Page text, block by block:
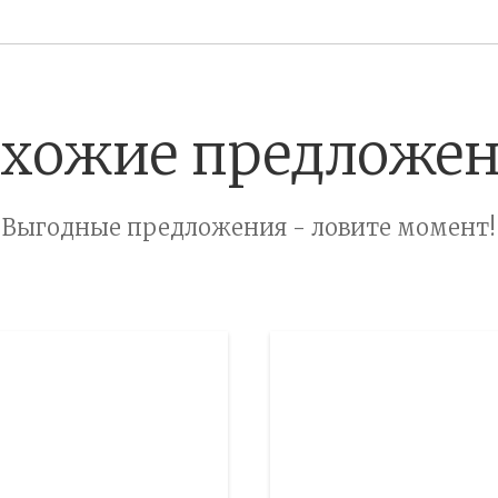
Выгодные предложения - ловите момент!